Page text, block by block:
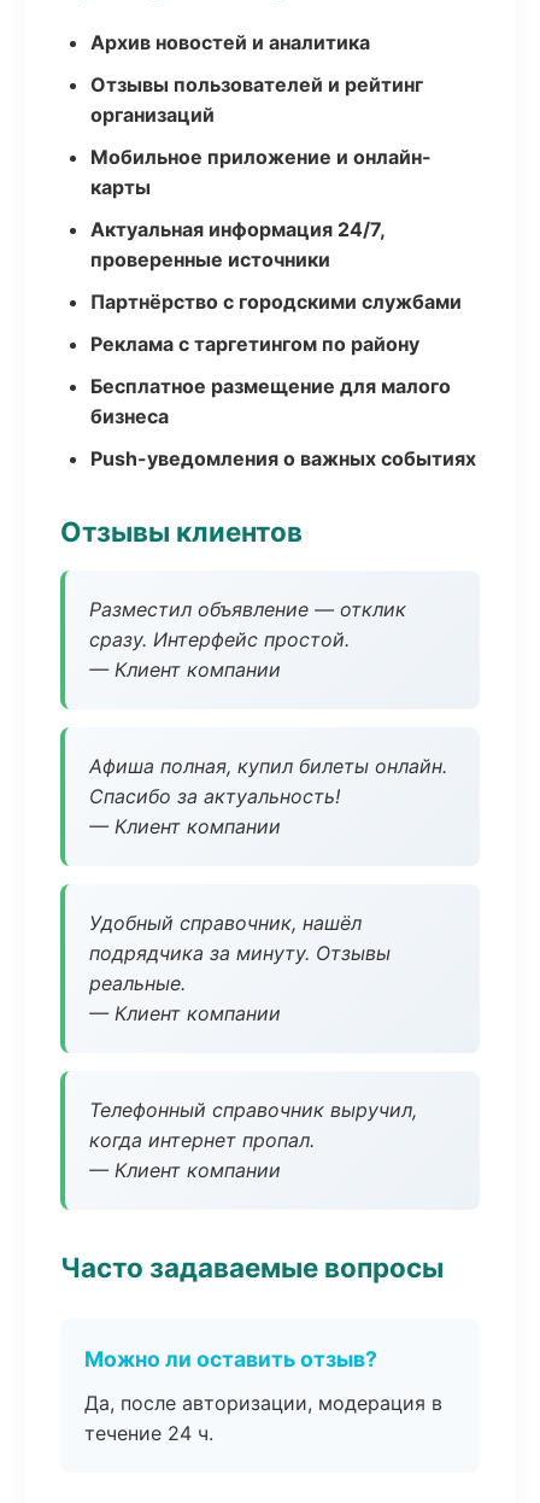
Архив новостей и аналитика
Отзывы пользователей и рейтинг
организаций
Мобильное приложение и онлайн-
карты
Актуальная информация 24/7,
проверенные источники
Партнёрство с городскими службами
Реклама с таргетингом по району
Бесплатное размещение для малого
бизнеса
Push-уведомления о важных событиях
Отзывы клиентов
Разместил объявление — отклик
сразу. Интерфейс простой.
— Клиент компании
Афиша полная, купил билеты онлайн.
Спасибо за актуальность!
— Клиент компании
Удобный справочник, нашёл
подрядчика за минуту. Отзывы
реальные.
— Клиент компании
Телефонный справочник выручил,
когда интернет пропал.
— Клиент компании
Часто задаваемые вопросы
Можно ли оставить отзыв?
Да, после авторизации, модерация в
течение 24 ч.